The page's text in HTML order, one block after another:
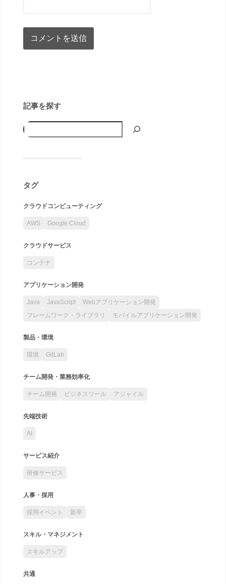
記事を探す
タグ
クラウドコンピューティング
AWS Google Cloud
クラウドサービス
コンテナ
アプリケーション開発
Java JavaScript
Webアプリケーション開発
フレームワーク・ライブラリ
モバイルアプリケーション開発
製品・環境
環境 GitLab
チーム開発・業務効率化
チーム開発 ビジネスツール アジャイル
先端技術
AI
サービス紹介
研修サービス
人事・採用
採用イベント 新卒
スキル・マネジメント
スキルアップ
共通